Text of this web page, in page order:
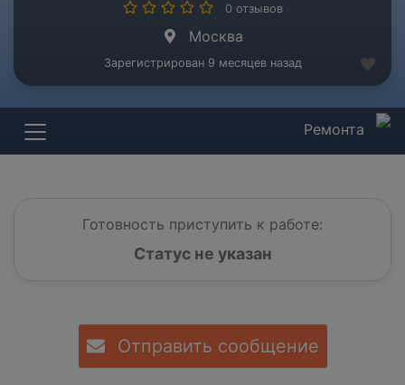
0 отзывов
Москва
Зарегистрирован 9 месяцев назад
Ремонта
Готовность приступить к работе:
Статус не указан
Отправить сообщение